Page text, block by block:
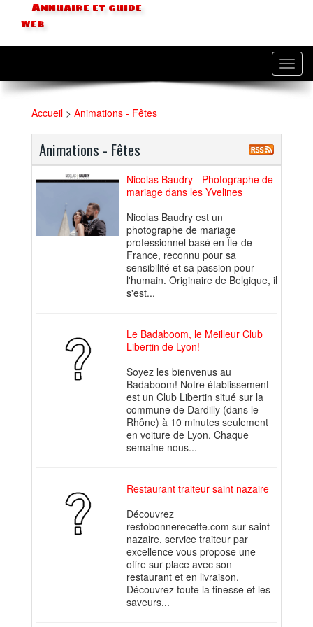
Annuaire et guide
web
Accueil > Animations - Fêtes
Animations - Fêtes
Nicolas Baudry - Photographe de
mariage dans les Yvelines
Nicolas Baudry est un
photographe de mariage
professionnel basé en Île-de-
France, reconnu pour sa
sensibilité et sa passion pour
l'humain. Originaire de Belgique, il
s'est...
Le Badaboom, le Meilleur Club
Libertin de Lyon!
Soyez les bienvenus au
Badaboom! Notre établissement
est un Club Libertin situé sur la
commune de Dardilly (dans le
Rhône) à 10 minutes seulement
en voiture de Lyon. Chaque
semaine nous...
Restaurant traiteur saint nazaire
Découvrez
restobonnerecette.com sur saint
nazaire, service traiteur par
excellence vous propose une
offre sur place avec son
restaurant et en livraison.
Découvrez toute la finesse et les
saveurs...